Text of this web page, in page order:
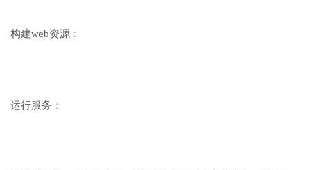
构建web资源：
运行服务：